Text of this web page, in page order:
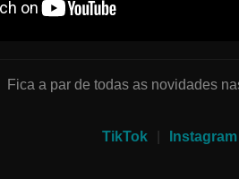
Fica a par de todas as novidades
TikTok | Instagram